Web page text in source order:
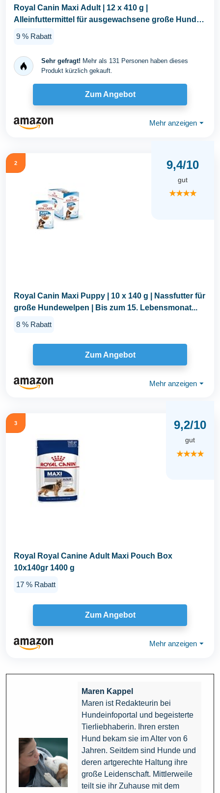
Royal Canin Maxi Adult | 12 x 410 g |
Alleinfuttermittel für ausgewachsene große Hunde
9 % Rabatt
Sehr gefragt! Mehr als 131 Personen haben dieses
Produkt kürzlich gekauft.
Zum Angebot
Mehr anzeigen ⏷
2 9,4/10
gut
★★★★
Royal Canin Maxi Puppy | 10 x 140 g | Nassfutter für
große Hundewelpen | Bis zum 15. Lebensmonat...
8 % Rabatt
Zum Angebot
Mehr anzeigen ⏷
3 9,2/10
gut
★★★★
Royal Royal Canine Adult Maxi Pouch Box
10x140gr 1400 g
17 % Rabatt
Zum Angebot
Mehr anzeigen ⏷
Maren Kappel
Maren ist Redakteurin bei
Hundeinfoportal und begeisterte
Tierliebhaberin. Ihren ersten
Hund bekam sie im Alter von 6
Jahren. Seitdem sind Hunde und
deren artgerechte Haltung ihre
große Leidenschaft. Mittlerweile
teilt sie ihr Zuhause mit dem